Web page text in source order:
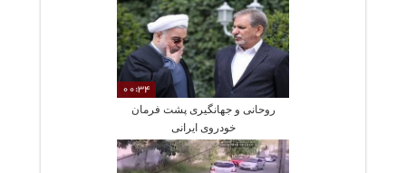
00:34
روحانی و جهانگیری پشت فرمان
خودروی ایرانی